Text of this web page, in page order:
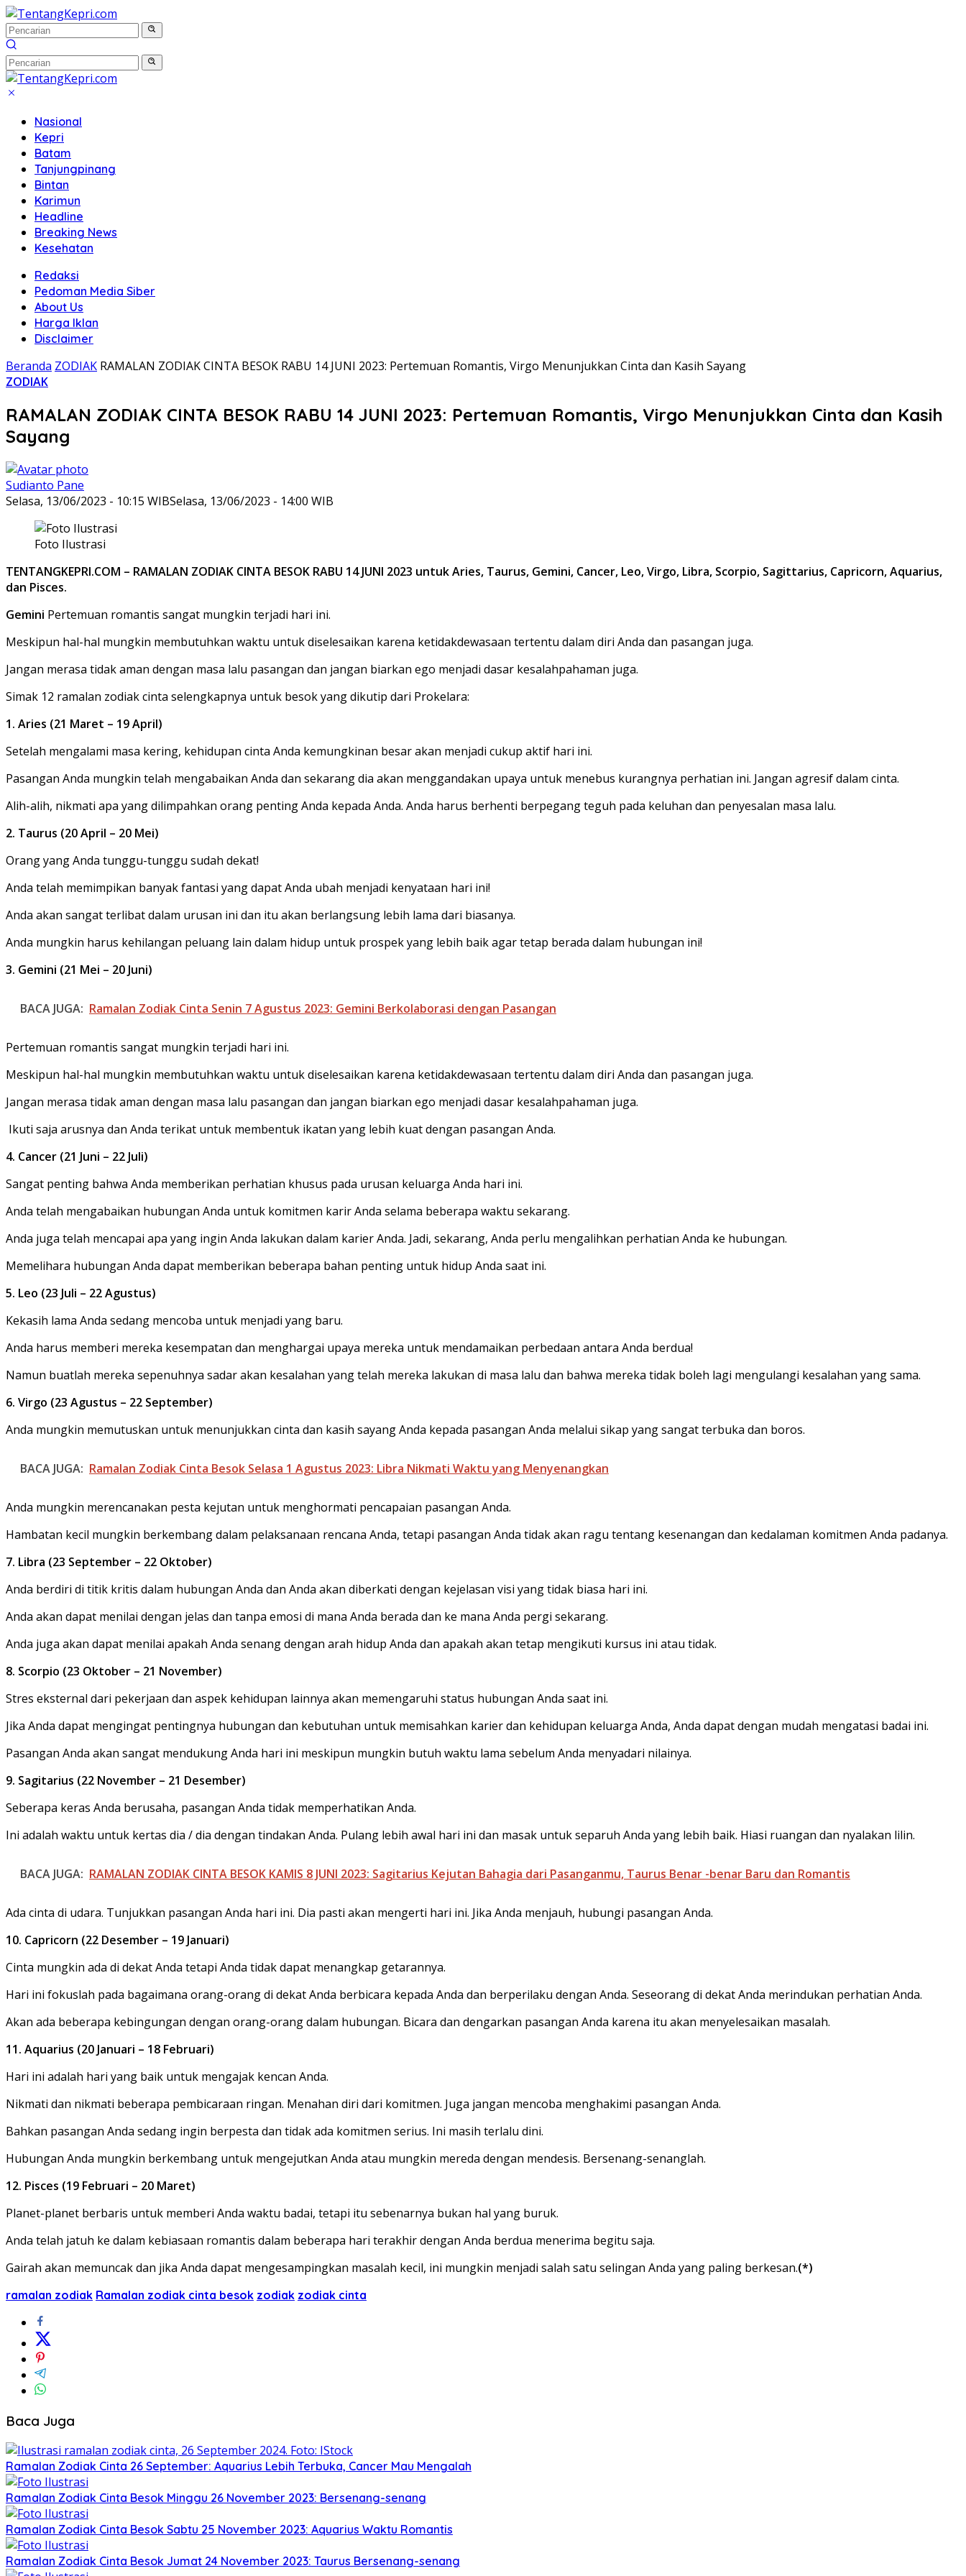
Langsung
ke
konten
Nasional
Kepri
Batam
Tanjungpinang
Bintan
Karimun
Headline
Breaking News
Kesehatan
Redaksi
Pedoman Media Siber
About Us
Harga Iklan
Disclaimer
Beranda ZODIAK RAMALAN ZODIAK CINTA BESOK RABU 14 JUNI 2023: Pertemuan Romantis, Virgo Menunjukkan Cinta dan Kasih Sayang
ZODIAK
RAMALAN ZODIAK CINTA BESOK RABU 14 JUNI 2023: Pertemuan Romantis, Virgo Menunjukkan Cinta dan Kasih
Sayang
Sudianto Pane
Selasa, 13/06/2023 - 10:15 WIBSelasa, 13/06/2023 - 14:00 WIB
Foto Ilustrasi
TENTANGKEPRI.COM – RAMALAN ZODIAK CINTA BESOK RABU 14 JUNI 2023 untuk Aries, Taurus, Gemini, Cancer, Leo, Virgo, Libra, Scorpio, Sagittarius, Capricorn, Aquarius,
dan Pisces.
Gemini Pertemuan romantis sangat mungkin terjadi hari ini.
Meskipun hal-hal mungkin membutuhkan waktu untuk diselesaikan karena ketidakdewasaan tertentu dalam diri Anda dan pasangan juga.
Jangan merasa tidak aman dengan masa lalu pasangan dan jangan biarkan ego menjadi dasar kesalahpahaman juga.
Simak 12 ramalan zodiak cinta selengkapnya untuk besok yang dikutip dari Prokelara:
1. Aries (21 Maret – 19 April)
Setelah mengalami masa kering, kehidupan cinta Anda kemungkinan besar akan menjadi cukup aktif hari ini.
Pasangan Anda mungkin telah mengabaikan Anda dan sekarang dia akan menggandakan upaya untuk menebus kurangnya perhatian ini. Jangan agresif dalam cinta.
Alih-alih, nikmati apa yang dilimpahkan orang penting Anda kepada Anda. Anda harus berhenti berpegang teguh pada keluhan dan penyesalan masa lalu.
2. Taurus (20 April – 20 Mei)
Orang yang Anda tunggu-tunggu sudah dekat!
Anda telah memimpikan banyak fantasi yang dapat Anda ubah menjadi kenyataan hari ini!
Anda akan sangat terlibat dalam urusan ini dan itu akan berlangsung lebih lama dari biasanya.
Anda mungkin harus kehilangan peluang lain dalam hidup untuk prospek yang lebih baik agar tetap berada dalam hubungan ini!
3. Gemini (21 Mei – 20 Juni)
BACA JUGA: Ramalan Zodiak Cinta Senin 7 Agustus 2023: Gemini Berkolaborasi dengan Pasangan
Pertemuan romantis sangat mungkin terjadi hari ini.
Meskipun hal-hal mungkin membutuhkan waktu untuk diselesaikan karena ketidakdewasaan tertentu dalam diri Anda dan pasangan juga.
Jangan merasa tidak aman dengan masa lalu pasangan dan jangan biarkan ego menjadi dasar kesalahpahaman juga.
Ikuti saja arusnya dan Anda terikat untuk membentuk ikatan yang lebih kuat dengan pasangan Anda.
4. Cancer (21 Juni – 22 Juli)
Sangat penting bahwa Anda memberikan perhatian khusus pada urusan keluarga Anda hari ini.
Anda telah mengabaikan hubungan Anda untuk komitmen karir Anda selama beberapa waktu sekarang.
Anda juga telah mencapai apa yang ingin Anda lakukan dalam karier Anda. Jadi, sekarang, Anda perlu mengalihkan perhatian Anda ke hubungan.
Memelihara hubungan Anda dapat memberikan beberapa bahan penting untuk hidup Anda saat ini.
5. Leo (23 Juli – 22 Agustus)
Kekasih lama Anda sedang mencoba untuk menjadi yang baru.
Anda harus memberi mereka kesempatan dan menghargai upaya mereka untuk mendamaikan perbedaan antara Anda berdua!
Namun buatlah mereka sepenuhnya sadar akan kesalahan yang telah mereka lakukan di masa lalu dan bahwa mereka tidak boleh lagi mengulangi kesalahan yang sama.
6. Virgo (23 Agustus – 22 September)
Anda mungkin memutuskan untuk menunjukkan cinta dan kasih sayang Anda kepada pasangan Anda melalui sikap yang sangat terbuka dan boros.
BACA JUGA: Ramalan Zodiak Cinta Besok Selasa 1 Agustus 2023: Libra Nikmati Waktu yang Menyenangkan
Anda mungkin merencanakan pesta kejutan untuk menghormati pencapaian pasangan Anda.
Hambatan kecil mungkin berkembang dalam pelaksanaan rencana Anda, tetapi pasangan Anda tidak akan ragu tentang kesenangan dan kedalaman komitmen Anda padanya.
7. Libra (23 September – 22 Oktober)
Anda berdiri di titik kritis dalam hubungan Anda dan Anda akan diberkati dengan kejelasan visi yang tidak biasa hari ini.
Anda akan dapat menilai dengan jelas dan tanpa emosi di mana Anda berada dan ke mana Anda pergi sekarang.
Anda juga akan dapat menilai apakah Anda senang dengan arah hidup Anda dan apakah akan tetap mengikuti kursus ini atau tidak.
8. Scorpio (23 Oktober – 21 November)
Stres eksternal dari pekerjaan dan aspek kehidupan lainnya akan memengaruhi status hubungan Anda saat ini.
Jika Anda dapat mengingat pentingnya hubungan dan kebutuhan untuk memisahkan karier dan kehidupan keluarga Anda, Anda dapat dengan mudah mengatasi badai ini.
Pasangan Anda akan sangat mendukung Anda hari ini meskipun mungkin butuh waktu lama sebelum Anda menyadari nilainya.
9. Sagitarius (22 November – 21 Desember)
Seberapa keras Anda berusaha, pasangan Anda tidak memperhatikan Anda.
Ini adalah waktu untuk kertas dia / dia dengan tindakan Anda. Pulang lebih awal hari ini dan masak untuk separuh Anda yang lebih baik. Hiasi ruangan dan nyalakan lilin.
BACA JUGA: RAMALAN ZODIAK CINTA BESOK KAMIS 8 JUNI 2023: Sagitarius Kejutan Bahagia dari Pasanganmu, Taurus Benar -benar Baru dan Romantis
Ada cinta di udara. Tunjukkan pasangan Anda hari ini. Dia pasti akan mengerti hari ini. Jika Anda menjauh, hubungi pasangan Anda.
10. Capricorn (22 Desember – 19 Januari)
Cinta mungkin ada di dekat Anda tetapi Anda tidak dapat menangkap getarannya.
Hari ini fokuslah pada bagaimana orang-orang di dekat Anda berbicara kepada Anda dan berperilaku dengan Anda. Seseorang di dekat Anda merindukan perhatian Anda.
Akan ada beberapa kebingungan dengan orang-orang dalam hubungan. Bicara dan dengarkan pasangan Anda karena itu akan menyelesaikan masalah.
11. Aquarius (20 Januari – 18 Februari)
Hari ini adalah hari yang baik untuk mengajak kencan Anda.
Nikmati dan nikmati beberapa pembicaraan ringan. Menahan diri dari komitmen. Juga jangan mencoba menghakimi pasangan Anda.
Bahkan pasangan Anda sedang ingin berpesta dan tidak ada komitmen serius. Ini masih terlalu dini.
Hubungan Anda mungkin berkembang untuk mengejutkan Anda atau mungkin mereda dengan mendesis. Bersenang-senanglah.
12. Pisces (19 Februari – 20 Maret)
Planet-planet berbaris untuk memberi Anda waktu badai, tetapi itu sebenarnya bukan hal yang buruk.
Anda telah jatuh ke dalam kebiasaan romantis dalam beberapa hari terakhir dengan Anda berdua menerima begitu saja.
Gairah akan memuncak dan jika Anda dapat mengesampingkan masalah kecil, ini mungkin menjadi salah satu selingan Anda yang paling berkesan.(*)
ramalan zodiak Ramalan zodiak cinta besok zodiak zodiak cinta
Baca Juga
Ramalan Zodiak Cinta 26 September: Aquarius Lebih Terbuka, Cancer Mau Mengalah
Ramalan Zodiak Cinta Besok Minggu 26 November 2023: Bersenang-senang
Ramalan Zodiak Cinta Besok Sabtu 25 November 2023: Aquarius Waktu Romantis
Ramalan Zodiak Cinta Besok Jumat 24 November 2023: Taurus Bersenang-senang